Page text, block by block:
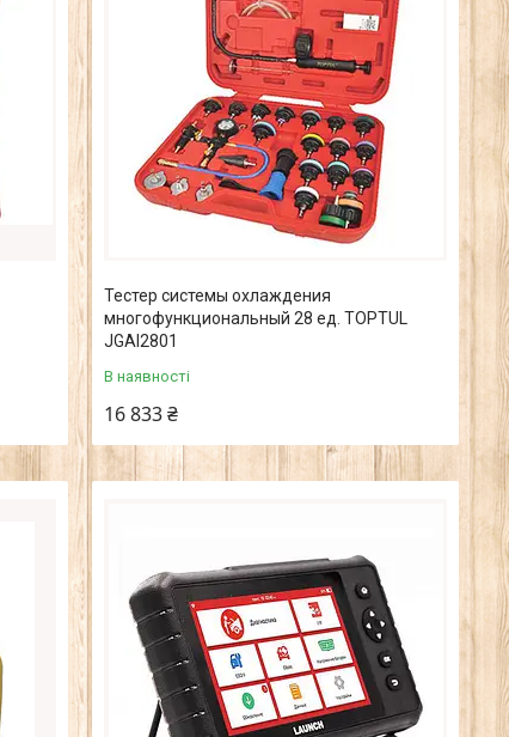
Тестер системы охлаждения
многофункциональный 28 ед. TOPTUL
JGAI2801
В наявності
16 833 ₴